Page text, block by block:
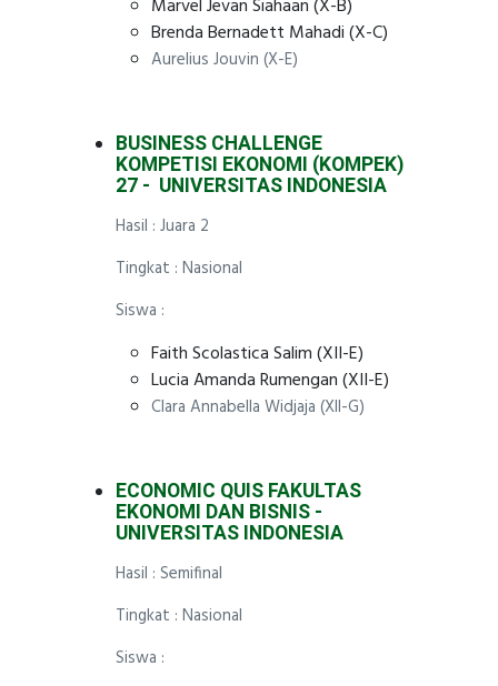
Marvel Jevan Siahaan (X-B)
Brenda Bernadett Mahadi (X-C)
Aurelius Jouvin (X-E)
BUSINESS CHALLENGE
KOMPETISI EKONOMI (KOMPEK)
27 - UNIVERSITAS INDONESIA
Hasil : Juara 2
Tingkat : Nasional
Siswa :
Faith Scolastica Salim (XII-E)
Lucia Amanda Rumengan (XII-E)
Clara Annabella Widjaja (XII-G)
ECONOMIC QUIS FAKULTAS
EKONOMI DAN BISNIS -
UNIVERSITAS INDONESIA
Hasil : Semifinal
Tingkat : Nasional
Siswa :